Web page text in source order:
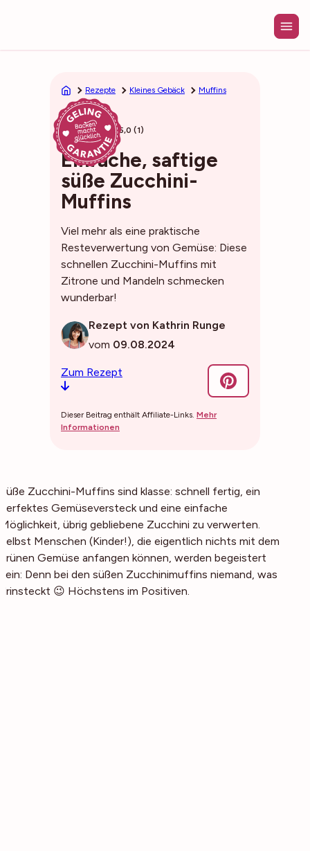
Rezepte Kleines Gebäck Muffins
35min 5,0 (1)
Einfache, saftige
süße Zucchini-
Muffins
Viel mehr als eine praktische
Resteverwertung von Gemüse: Diese
schnellen Zucchini-Muffins mit
Zitrone und Mandeln schmecken
wunderbar!
Rezept von Kathrin Runge
vom 09.08.2024
Zum Rezept
Dieser Beitrag enthält Affiliate-Links. Mehr
Informationen
Süße Zucchini-Muffins sind klasse: schnell fertig, ein
perfektes Gemüseversteck und eine einfache
Möglichkeit, übrig gebliebene Zucchini zu verwerten.
Selbst Menschen (Kinder!), die eigentlich nichts mit dem
grünen Gemüse anfangen können, werden begeistert
sein: Denn bei den süßen Zucchinimuffins niemand, was
drinsteckt 😉 Höchstens im Positiven.